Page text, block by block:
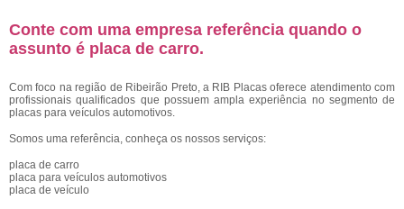
Conte com uma empresa referência quando o
assunto é placa de carro.
Com foco na região de Ribeirão Preto, a RIB Placas oferece atendimento com
profissionais qualificados que possuem ampla experiência no segmento de
placas para veículos automotivos.
Somos uma referência, conheça os nossos serviços:
placa de carro
placa para veículos automotivos
placa de veículo